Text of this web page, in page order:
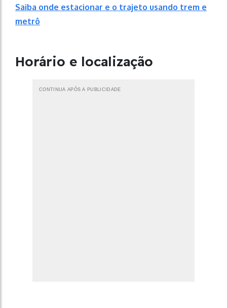
Saiba onde estacionar e o trajeto usando trem e
metrô
Horário e localização
CONTINUA APÓS A PUBLICIDADE